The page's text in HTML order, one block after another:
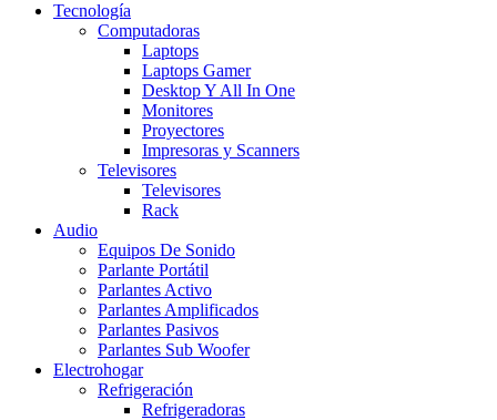
Tecnología
Computadoras
Laptops
Laptops Gamer
Desktop Y All In One
Monitores
Proyectores
Impresoras y Scanners
Televisores
Televisores
Rack
Audio
Equipos De Sonido
Parlante Portátil
Parlantes Activo
Parlantes Amplificados
Parlantes Pasivos
Parlantes Sub Woofer
Electrohogar
Refrigeración
Refrigeradoras